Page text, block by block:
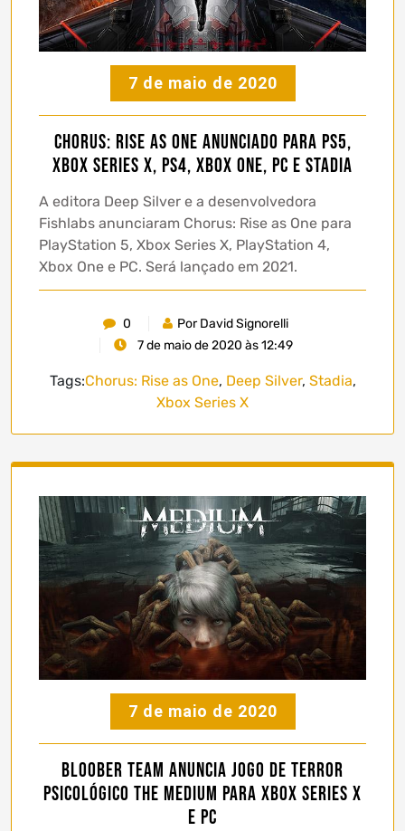
7 de maio de 2020
Chorus: Rise as One anunciado para PS5,
Xbox Series X, PS4, Xbox One, PC e Stadia
A editora Deep Silver e a desenvolvedora
Fishlabs anunciaram Chorus: Rise as One para
PlayStation 5, Xbox Series X, PlayStation 4,
Xbox One e PC. Será lançado em 2021.
0
Por David Signorelli
7 de maio de 2020 às 12:49
Tags:Chorus: Rise as One, Deep Silver, Stadia,
Xbox Series X
7 de maio de 2020
Bloober Team anuncia jogo de terror
psicológico The Medium para Xbox Series X
e PC